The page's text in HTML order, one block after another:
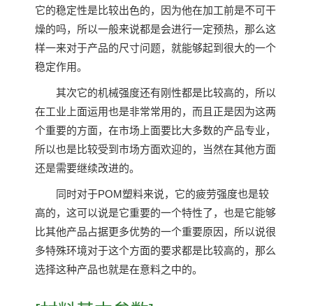
它的稳定性是比较出色的，因为他在加工前是不可干
燥的吗，所以一般来说都是会进行一定预热，那么这
样一来对于产品的尺寸问题，就能够起到很大的一个
稳定作用。
其次它的机械强度还有刚性都是比较高的，所以
在工业上面运用也是非常常用的，而且正是因为这两
个重要的方面，在市场上面要比大多数的产品专业，
所以也是比较受到市场方面欢迎的，当然在其他方面
还是需要继续改进的。
同时对于POM塑料来说，它的疲劳强度也是较
高的，这可以说是它重要的一个特性了，也是它能够
比其他产品占据更多优势的一个重要原因，所以说很
多特殊环境对于这个方面的要求都是比较高的，那么
选择这种产品也就是在意料之中的。